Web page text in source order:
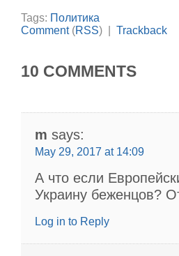
Tags: Политика
Comment(RSS) | Trackback
10 COMMENTS
m says:
May 29, 2017 at 14:09
А что если
Украину беженцов?
Log in to Reply